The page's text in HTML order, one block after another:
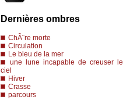
Dernières ombres
ChÃ¨re morte
Circulation
Le bleu de la mer
une lune incapable de creuser le
ciel
Hiver
Crasse
parcours